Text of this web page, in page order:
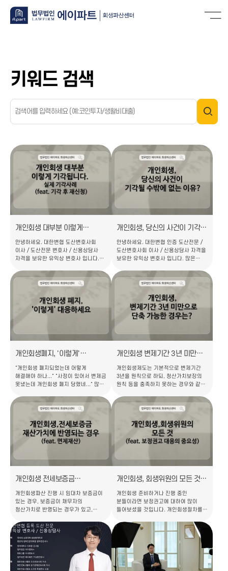
키워드 검색
개인회생 대부분 이렇게
기각됩니다. 실제 기각사례
(feat. 기각 후 재신청)
안녕하세요. 대한변협 도산변호사회
이사 / 도산전문 변호사 / 신용상담사
자격을 보유한 유익상 변호사 입니다.
않는다', '개인회생 기각률이 10%도
되지 않는다' 는 점을 말씀 드린 적
사건이 기각될 수밖에 없는 이유?"
포스팅 참조) 그리고 정상적인
드려야 한다는 점도 말씀 드렸습니다…
개인회생, 당신의 사건이 기각될
수밖에 없는 이유?
안녕하세요. 대한변협 인증 도산전문 /
도산변호사회 이사 / 신용상담사 자격을
보유한 유익상 변호사 입니다. 많은
내 사건이 기각되는건 아닌지
우려하셔서 이에 대해 말씀드리고자
개인회생 기각률이 10%가 채 안된다는
사실 을 알고 계신가요? 바꿔말하면
접수한 사건의 90% 이상은 통과 가
사건접수 건수 및 인용, 기각이 어느
개인회생폐지, '이렇게'
대응하세요
"개인회생 폐지되었는데 어떻게
해결해야 하나..." "사정이 있어서 변제금
못냈는데 개인회생 폐지 당했네..." 많이
막막하시죠? "변제금을 제대로 못낸 내
잘못이다" 라고 생각하실 수 있지만 사실
개인회생폐지 이유 와 폐지 되었을 경우
대처방법 에 대해 말씀드리고, 이와 같은
불상사를 막기 위한 대리인 선정의
합니다. ㅣ 개인회생폐지 이유 개인회생
절차가 폐지되…
개인회생 변제기간 3년 미만
(특히 2년)으로 단축 가능한
경우?
개인회생제도는 기본적으로 변제기간
3년을 원칙으로 하되, 청산가치보장의
원칙 등을 충족하지 못하는 경우와 같이
연장할 수 있도록 법에 규정하고
있습니다. 반면, 일정한 요건을 충족하는
2년)으로 단축될 수 있는 경우도 있어
이를 안내해 드리고자 합니다.
ㅣ변제기간이 단축될 수 있는 경우 올해
단축은 서울회생법원에서만 시행하던
제도였습니다. 그런데 올…
개인회생 전세보증금
재산가치에 반영되는 경우(feat.
면제재산)
개인회생파산 진행 시 임대차 보증금이
있는 경우, 보증금이 채무자의
청산가치로 반영되는 경우가 있고,
임대차보증금이 재산가치로 어떻게
반영되는지 확인하기 위해서는 3가지
측면에서 검토가 필요합니다. 1)
주택임대차보호법상 소액보증금, 2)
전세보증금을 신용대출로 받은 경우, 3)
전세보증금을 담보대출로 받은 경우
개인회생, 회생위원의 모든 것
(feat. 보정권고 대응의 중요성)
개인회생 준비하거나 진행 중인
분들이라면 보정권고에 대하여 많이
들어보셨을 것입니다. 개인회생절차를
보정권고에 대한 대응일텐데요.
보정권고는 보통 채무자의
채무증대경위, 채무 사용처, 재산현황
등을 파악하기 위해 회생위원이 내리는
경우가 일반적입니다. 따라서 오늘은
보정권고와 뗄레야 뗄 수 없는